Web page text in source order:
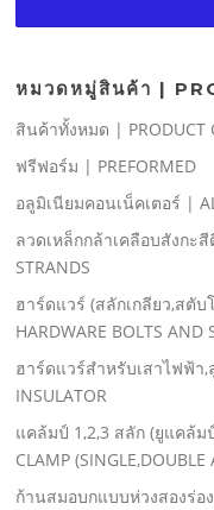
หมวดหมู่สินค้า |
สินค้าทั้งหมด | PRODUCT
ฟรีฟอร์ม | PREFORMED
อลูมิเนียมคอนเน็คเตอร์ |
ลวดเหล็กกล้าเคลือบสังกะสี
STRANDS
ฮาร์ดแวร์ (สลักเกลียว,สตั
HARDWARE BOLTS AND
ฮาร์ดแวร์สําหรับเสาไฟฟ้า,
INSULATOR
แคล้มป์ 1,2,3 สลัก (ยูแคล้
CLAMP (SINGLE,DOUBLE
ก้านสมอบกแบบห่วงสองร่อ